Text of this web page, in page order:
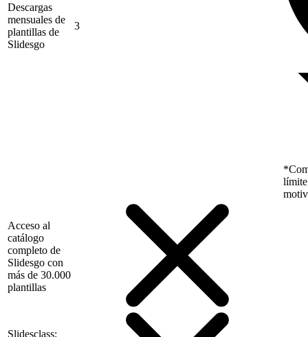
Descargas
mensuales de
plantillas de
Slidesgo
3
límite
Acceso al
catálogo
completo de
Slidesgo con
más de 30.000
plantillas
Slidesclass: